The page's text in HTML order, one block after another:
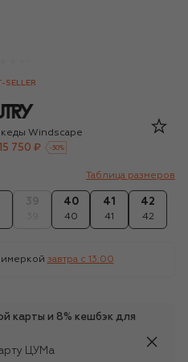
SELLER
Windscape
15 750 ₽ -30%
Таблица размеров
40
40
41
41
42
42
завтра c 13:00
карты и 8% кешбэк для
ЦУМа